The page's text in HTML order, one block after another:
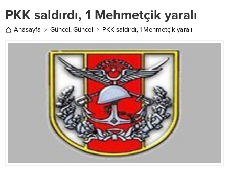
PKK saldırdı, 1 Mehmetçik yaralı
Anasayfa Güncel,Güncel PKK saldırdı, 1 Mehmetçik yaralı